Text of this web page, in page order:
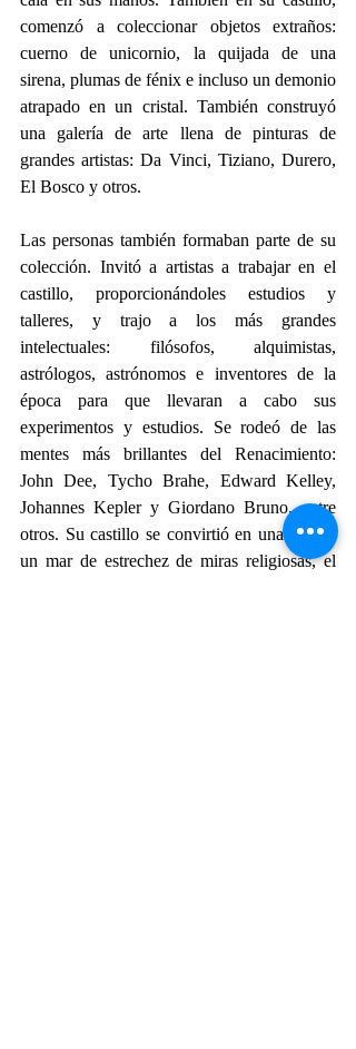
comenzó a coleccionar objetos extraños:
cuerno de unicornio, la quijada de una
sirena, plumas de fénix e incluso un demonio
atrapado en un cristal. También construyó
una galería de arte llena de pinturas de
grandes artistas: Da Vinci, Tiziano, Durero,
El Bosco y otros.
Las personas también formaban parte de su
colección. Invitó a artistas a trabajar en el
castillo, proporcionándoles estudios y
talleres, y trajo a los más grandes
intelectuales: filósofos, alquimistas,
astrólogos, astrónomos e inventores de la
época para que llevaran a cabo sus
experimentos y estudios. Se rodeó de las
mentes más brillantes del Renacimiento:
John Dee, Tycho Brahe, Edward Kelley,
Johannes Kepler y Giordano Bruno, entre
otros. Su castillo se convirtió en una isla en
un mar de estrechez de miras religiosas, el